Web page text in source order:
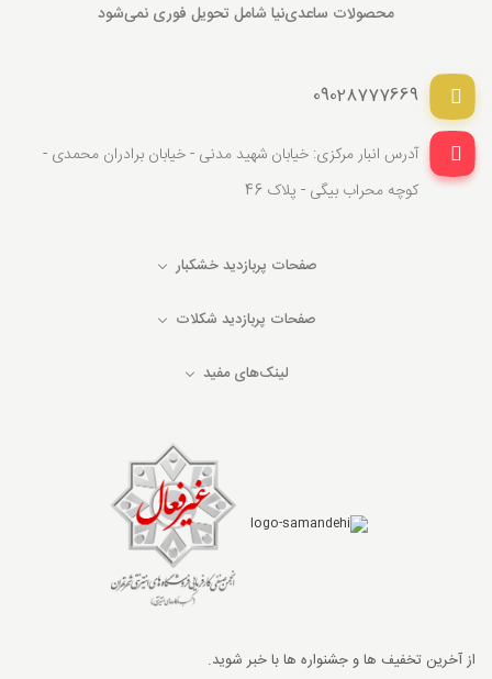
محصولات ساعدی‌نیا شامل تحویل فوری نمی‌شود
09028777669
آدرس انبار مرکزی: خیابان شهید مدنی - خیابان برادران محمدی -
کوچه محراب بیگی - پلاک 46
صفحات پربازدید خشکبار
صفحات پربازدید شکلات
لینک‌های مفید
از آخرین تخفیف ها و جشنواره ها با خبر شوید.